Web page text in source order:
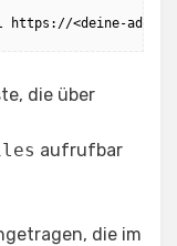
https://<deine-
die über
aufrufbar
die im